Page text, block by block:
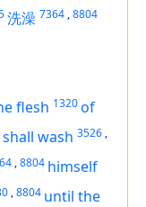
洗澡 7364 ,8804
flesh 1320of
shall wash 3526 ,
,8804 himself
,8804 until the